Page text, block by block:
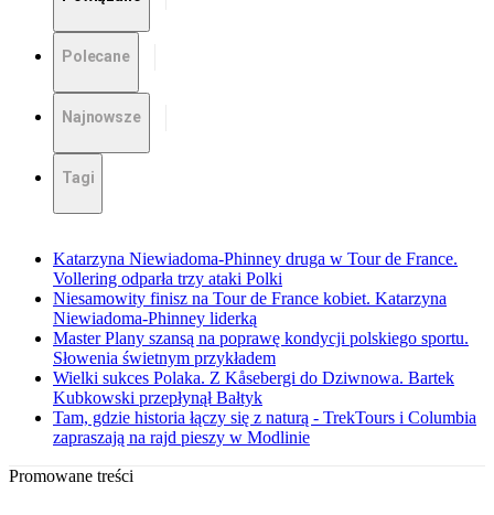
Polecane
Najnowsze
Tagi
Katarzyna Niewiadoma-Phinney druga w Tour de France.
Vollering odparła trzy ataki Polki
Niesamowity finisz na Tour de France kobiet. Katarzyna
Niewiadoma-Phinney liderką
Master Plany szansą na poprawę kondycji polskiego sportu.
Słowenia świetnym przykładem
Wielki sukces Polaka. Z Kåsebergi do Dziwnowa. Bartek
Kubkowski przepłynął Bałtyk
Tam, gdzie historia łączy się z naturą - TrekTours i Columbia
zapraszają na rajd pieszy w Modlinie
Promowane treści